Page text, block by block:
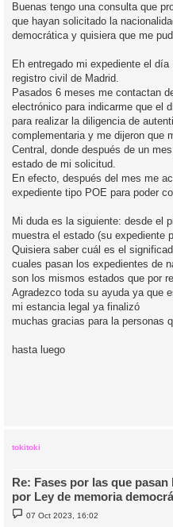
s
a
e
Buenas tengo una consulta que
que hayan solicitado la
democrática y quisiera que me
Eh entregado mi expediente el
registro civil de Madrid.
Pasados 6 meses me contactan
electrónico para indicarme que el
para realizar la diligencia de
complementaria y me dijeron que
Central, donde después de un
estado de mi solicitud.
En efecto, después del mes me
expediente tipo POE para poder
Mi duda es la siguiente: desde el
muestra el estado (su expediente
Quisiera saber cuál es el
cuales pasan los expedientes de
son los mismos estados que por
Agradezco toda su ayuda ya que
mi estancia legal ya finalizó
muchas gracias para la personas
hasta luego
tokitoki
Re: Fases por las que
por Ley de memoria
M
e
07 Oct 2023, 16:02